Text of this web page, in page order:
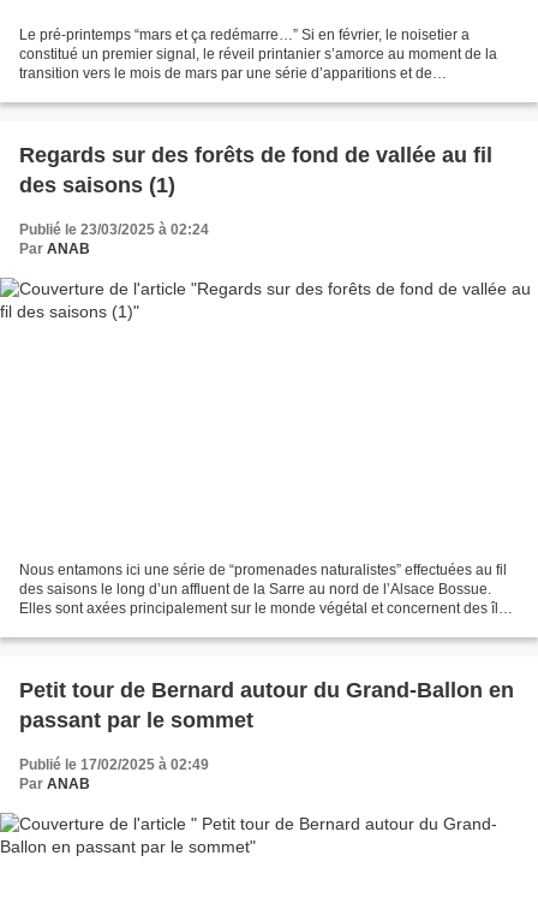
Le pré-printemps “mars et ça redémarre…” Si en février, le noisetier a
constitué un premier signal, le réveil printanier s’amorce au moment de la
transition vers le mois de mars par une série d’apparitions et de
Regards sur des forêts de fond de vallée au fil
des saisons (1)
Publié le 23/03/2025 à 02:24
Par ANAB
Nous entamons ici une série de “promenades naturalistes” effectuées au fil
des saisons le long d’un affluent de la Sarre au nord de l’Alsace Bossue.
Elles sont axées principalement sur le monde végétal et concernent des îlots
Petit tour de Bernard autour du Grand-Ballon en
passant par le sommet
Publié le 17/02/2025 à 02:49
Par ANAB